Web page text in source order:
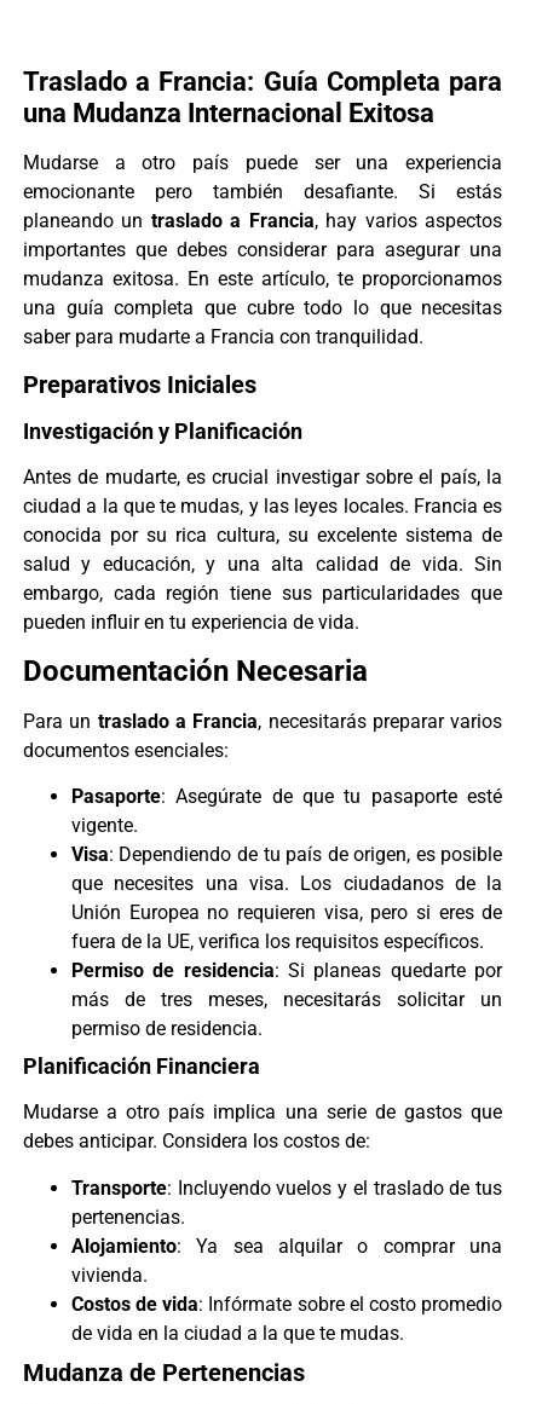
Traslado a Francia: Guía Completa para
una Mudanza Internacional Exitosa
Mudarse a otro país puede ser una experiencia
emocionante pero también desafiante. Si estás
planeando un traslado a Francia, hay varios aspectos
importantes que debes considerar para asegurar una
mudanza exitosa. En este artículo, te proporcionamos
una guía completa que cubre todo lo que necesitas
saber para mudarte a Francia con tranquilidad.
Preparativos Iniciales
Investigación y Planificación
Antes de mudarte, es crucial investigar sobre el país, la
ciudad a la que te mudas, y las leyes locales. Francia es
conocida por su rica cultura, su excelente sistema de
salud y educación, y una alta calidad de vida. Sin
embargo, cada región tiene sus particularidades que
pueden influir en tu experiencia de vida.
Documentación Necesaria
Para un traslado a Francia, necesitarás preparar varios
documentos esenciales:
Pasaporte: Asegúrate de que tu pasaporte esté
vigente.
Visa: Dependiendo de tu país de origen, es posible
que necesites una visa. Los ciudadanos de la
Unión Europea no requieren visa, pero si eres de
fuera de la UE, verifica los requisitos específicos.
Permiso de residencia: Si planeas quedarte por
más de tres meses, necesitarás solicitar un
permiso de residencia.
Planificación Financiera
Mudarse a otro país implica una serie de gastos que
debes anticipar. Considera los costos de:
Transporte: Incluyendo vuelos y el traslado de tus
pertenencias.
Alojamiento: Ya sea alquilar o comprar una
vivienda.
Costos de vida: Infórmate sobre el costo promedio
de vida en la ciudad a la que te mudas.
Mudanza de Pertenencias